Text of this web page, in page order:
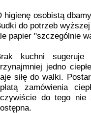
higienę osobistą
do potrzeb
papier "szczególnie
kuchni sugeruje
jedno
siłę do walki.
zamówienia
do tego nie